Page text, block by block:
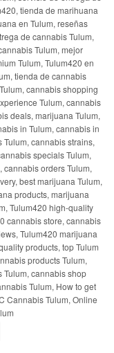
tienda de marihuana
en Tulum, reseñas
de cannabis Tulum,
Tulum, mejor
Tulum, Tulum420 en
tienda de cannabis
cannabis shopping
Tulum, cannabis
deals, marijuana Tulum,
in Tulum, cannabis in
cannabis strains,
specials Tulum,
orders Tulum,
best marijuana Tulum,
products, marijuana
Tulum420 high-quality
cannabis store, cannabis
Tulum420 marijuana
products, top Tulum
products Tulum,
cannabis shop
Tulum, How to get
Cannabis Tulum, Online